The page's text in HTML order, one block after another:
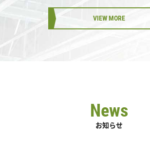
VIEW MORE
News
お知らせ